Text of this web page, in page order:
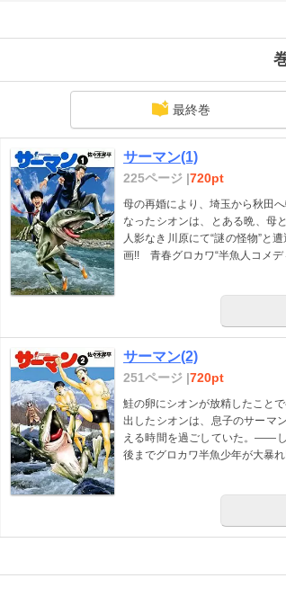
最終巻
サーマン(1)
225ページ |720pt
母の再婚により、埼玉から秋田
なったシオンは、とある晩、母
人影なき川原にて“謎の怪物”
画!! 青春グロカワ“半魚人コメデ
サーマン(2)
251ページ |720pt
鮭の卵にシオンが放精したこと
出したシオンは、息子のサーマ
える時間を過ごしていた。――
後までグロカワ半魚少年が大暴